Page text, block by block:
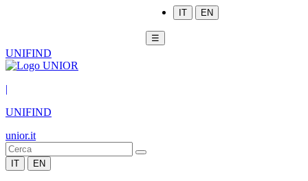
IT EN
☰
UNIFIND
|
UNIFIND
unior.it
IT EN